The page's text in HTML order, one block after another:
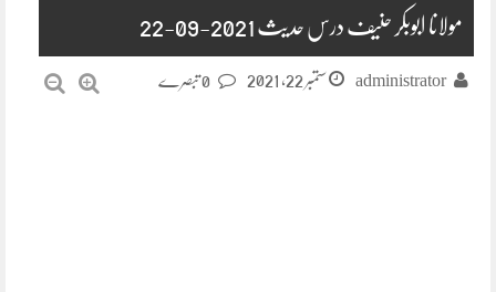
مولانا ابوبکر حنیف درس حدیث 2021-09-22
administrator ستمبر 22, 2021